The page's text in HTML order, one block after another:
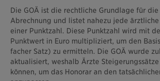
Die GOÄ ist die rechtliche Grundlage für
Abrechnung und listet nahezu jede
einer Punktzahl. Diese Punktzahl wird mit
Punktwert in Euro multipliziert, um den
facher Satz) zu ermitteln. Die GOÄ wurde
aktualisiert, weshalb Ärzte
können, um das Honorar an den